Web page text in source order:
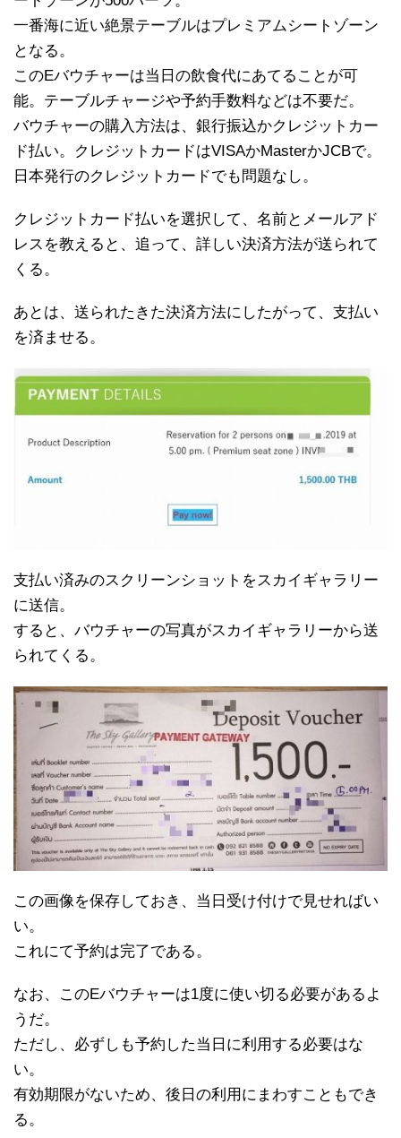
一番海に近い絶景テーブルはプレミアムシートゾーン
となる。
このEバウチャーは当日の飲食代にあてることが可
能。テーブルチャージや予約手数料などは不要だ。
バウチャーの購入方法は、銀行振込かクレジットカー
ド払い。クレジットカードはVISAかMasterかJCBで。
日本発行のクレジットカードでも問題なし。
クレジットカード払いを選択して、名前とメールアド
レスを教えると、追って、詳しい決済方法が送られて
くる。
あとは、送られたきた決済方法にしたがって、支払い
を済ませる。
支払い済みのスクリーンショットをスカイギャラリー
に送信。
すると、バウチャーの写真がスカイギャラリーから送
られてくる。
この画像を保存しておき、当日受け付けで見せればい
い。
これにて予約は完了である。
なお、このEバウチャーは1度に使い切る必要があるよ
うだ。
ただし、必ずしも予約した当日に利用する必要はな
い。
有効期限がないため、後日の利用にまわすこともでき
る。